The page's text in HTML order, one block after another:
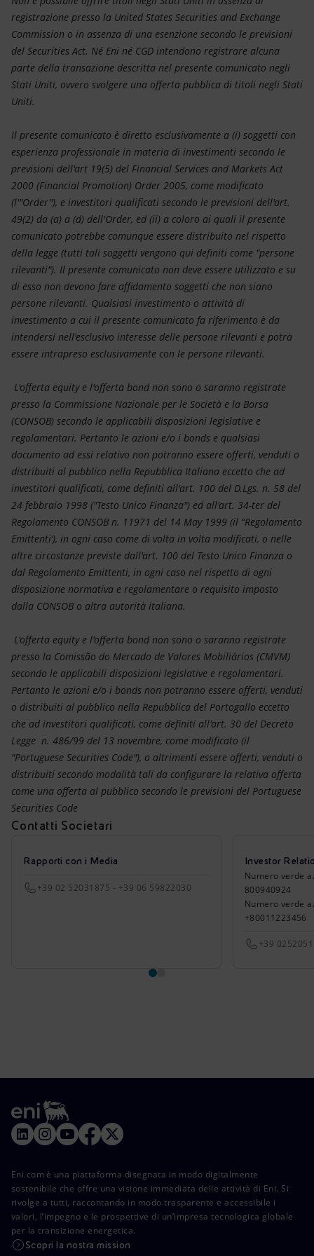
registrazione presso la United States Securities and Exchange
Commission o in assenza di una esenzione secondo le previsioni
del Securities Act. Né Eni né CGD intendono registrare alcuna
parte della transazione descritta nel presente comunicato negli
Stati Uniti, ovvero svolgere una offerta pubblica di titoli negli Stati
Uniti.
Il presente comunicato è diretto esclusivamente a (i) soggetti con
esperienza professionale in materia di investimenti secondo le
previsioni dell'art 19(5) del Financial Services and Markets Act
2000 (Financial Promotion) Order 2005, come modificato
(l'"Order"), e investitori qualificati secondo le previsioni dell'art.
49(2) da (a) a (d) dell'Order, ed (ii) a coloro ai quali il presente
comunicato potrebbe comunque essere distribuito nel rispetto
della legge (tutti tali soggetti vengono qui definiti come "persone
rilevanti"). Il presente comunicato non deve essere utilizzato e su
di esso non devono fare affidamento soggetti che non siano
persone rilevanti. Qualsiasi investimento o attività di
investimento a cui il presente comunicato fa riferimento è da
intendersi nell'esclusivo interesse delle persone rilevanti e potrà
essere intrapreso esclusivamente con le persone rilevanti.
L'offerta equity e l'offerta bond non sono o saranno registrate
presso la Commissione Nazionale per le Società e la Borsa
(CONSOB) secondo le applicabili disposizioni legislative e
regolamentari. Pertanto le azioni e/o i bonds e qualsiasi
documento ad essi relativo non potranno essere offerti, venduti o
distribuiti al pubblico nella Repubblica Italiana eccetto che ad
investitori qualificati, come definiti all'art. 100 del D.Lgs. n. 58 del
24 febbraio 1998 ("Testo Unico Finanza") ed all'art. 34-ter del
Regolamento CONSOB n. 11971 del 14 May 1999 (il “Regolamento
Emittenti‘), in ogni caso come di volta in volta modificati, o nelle
altre circostanze previste dall'art. 100 del Testo Unico Finanza o
dal Regolamento Emittenti, in ogni caso nel rispetto di ogni
disposizione normativa e regolamentare o requisito imposto
dalla CONSOB o altra autorità italiana.
L'offerta equity e l'offerta bond non sono o saranno registrate
presso la Comissão do Mercado de Valores Mobiliários (CMVM)
secondo le applicabili disposizioni legislative e regolamentari.
Pertanto le azioni e/o i bonds non potranno essere offerti, venduti
o distribuiti al pubblico nella Repubblica del Portogallo eccetto
che ad investitori qualificati, come definiti all'art. 30 del Decreto
Legge n. 486/99 del 13 novembre, come modificato (il
"Portuguese Securities Code"), o altrimenti essere offerti, venduti o
distribuiti secondo modalità tali da configurare la relativa offerta
come una offerta al pubblico secondo le previsioni del Portuguese
Securities Code
Contatti Societari
Rapporti con i Media
+39 02 52031875 - +39 06 59822030
Investor
Numero verde
800940924
Numero verde
+80011223456
+39
Eni.com è una piattaforma disegnata in modo digitalmente
sostenibile che offre una visione immediata delle attività di Eni. Si
rivolge a tutti, raccontando in modo trasparente e accessibile i
valori, l’impegno e le prospettive di un’impresa tecnologica globale
per la transizione energetica.
Scopri la nostra mission